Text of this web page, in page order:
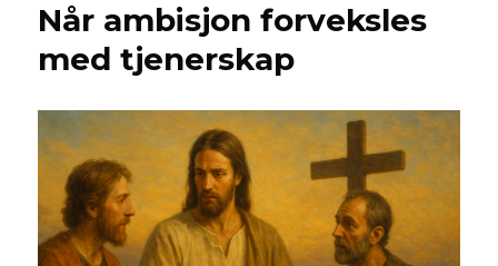
Når ambisjon forveksles
med tjenerskap